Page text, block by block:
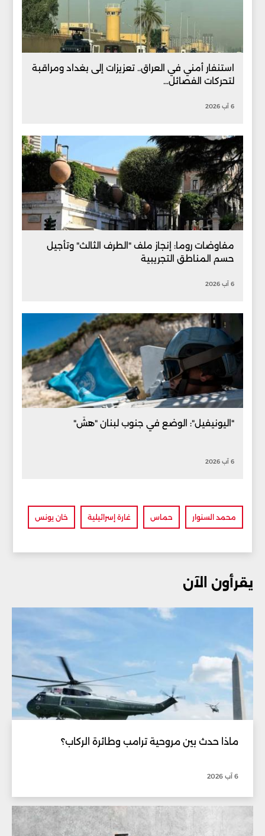
استنفار أمني في العراق.. تعزيزات إلى بغداد ومراقبة
لتحركات الفصائل...
6 آب 2026
مفاوضات روما: إنجاز ملف "الطرف الثالث" وتأجيل
حسم المناطق التجريبية
6 آب 2026
"اليونيفيل": الوضع في جنوب لبنان "هشّ"
6 آب 2026
محمد السنوار حماس غارة إسرائيلية خان يونس
يقرأون الآن
ماذا حدث بين مروحية ترامب وطائرة الركاب؟
6 آب 2026